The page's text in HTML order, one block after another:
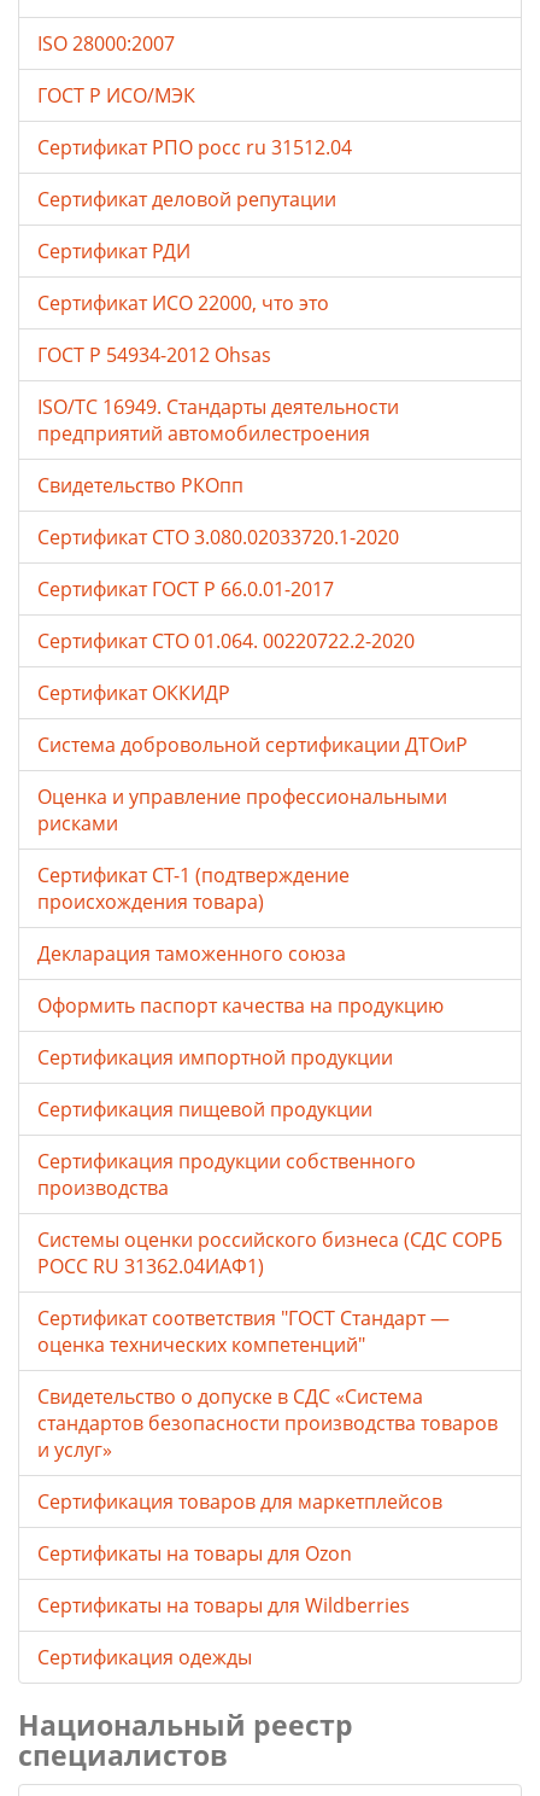
ISO 28000:2007
ГОСТ Р ИСО/МЭК
Сертификат РПО росс ru 31512.04
Сертификат деловой репутации
Сертификат РДИ
Сертификат ИСО 22000, что это
ГОСТ Р 54934-2012 Ohsas
ISO/TC 16949. Стандарты деятельности
предприятий автомобилестроения
Свидетельство РКОпп
Сертификат СТО 3.080.02033720.1-2020
Сертификат ГОСТ Р 66.0.01-2017
Сертификат СТО 01.064. 00220722.2-2020
Сертификат ОККИДР
Система добровольной сертификации ДТОиР
Оценка и управление профессиональными
рисками
Сертификат СТ-1 (подтверждение
происхождения товара)
Декларация таможенного союза
Оформить паспорт качества на продукцию
Сертификация импортной продукции
Сертификация пищевой продукции
Сертификация продукции собственного
производства
Системы оценки российского бизнеса (СДС СОРБ
РОСС RU 31362.04ИАФ1)
Сертификат соответствия "ГОСТ Стандарт —
оценка технических компетенций"
Свидетельство о допуске в СДС «Система
стандартов безопасности производства товаров
и услуг»
Сертификация товаров для маркетплейсов
Cертификаты на товары для Ozon
Cертификаты на товары для Wildberries
Сертификация одежды
Национальный реестр
специалистов